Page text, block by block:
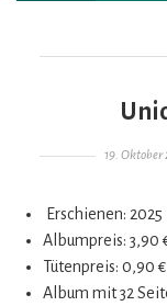
Gepostet am
19. Oktober
Erschienen: 2025
Albumpreis: 3,90
Tütenpreis: 0,90 €
Album mit 32